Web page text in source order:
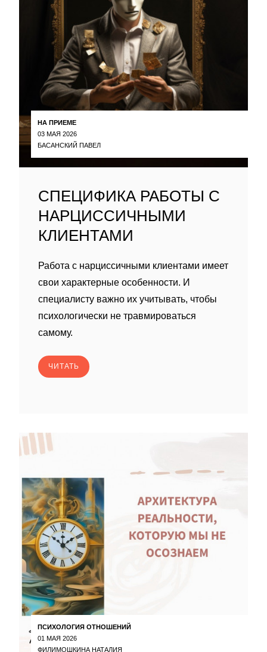
НА ПРИЕМЕ
03 МАЯ 2026
БАСАНСКИЙ ПАВЕЛ
СПЕЦИФИКА РАБОТЫ С
НАРЦИССИЧНЫМИ
КЛИЕНТАМИ
Работа с нарциссичными клиентами имеет
свои характерные особенности. И
специалисту важно их учитывать, чтобы
психологически не травмироваться
самому.
ЧИТАТЬ
ПСИХОЛОГИЯ ОТНОШЕНИЙ
01 МАЯ 2026
ФИЛИМОШКИНА НАТАЛИЯ